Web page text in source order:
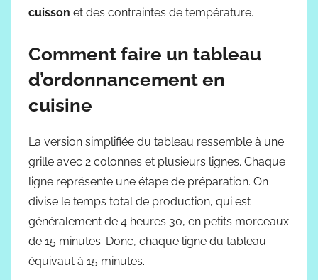
cuisson et des contraintes de température.
Comment faire un tableau
d’ordonnancement en
cuisine
La version simplifiée du tableau ressemble à une
grille avec 2 colonnes et plusieurs lignes. Chaque
ligne représente une étape de préparation. On
divise le temps total de production, qui est
généralement de 4 heures 30, en petits morceaux
de 15 minutes. Donc, chaque ligne du tableau
équivaut à 15 minutes.